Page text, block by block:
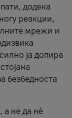
додека
реакции,
мрежи и
ја допира
безбедноста
а не да нè